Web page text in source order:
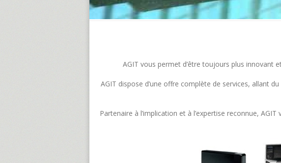
AGIT vous permet d’être toujours plus innovant
AGIT dispose d’une offre complète de services, allant
Partenaire à l’implication et à l’expertise reconnue,